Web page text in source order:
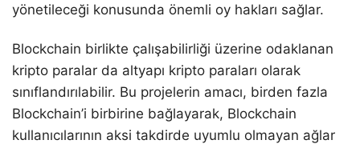
yönetileceği konusunda önemli oy hakları sağlar.
Blockchain birlikte çalışabilirliği üzerine odaklanan
kripto paralar da altyapı kripto paraları olarak
sınıflandırılabilir. Bu projelerin amacı, birden fazla
Blockchain’i birbirine bağlayarak, Blockchain
kullanıcılarının aksi takdirde uyumlu olmayan ağlar